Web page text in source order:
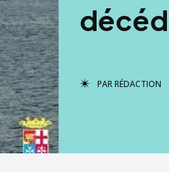
PARRÉDACTION